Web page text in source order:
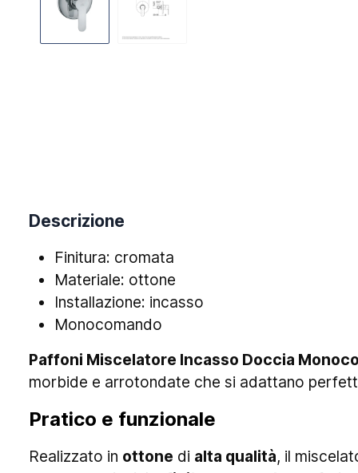
Descrizione
Finitura: cromata
Materiale: ottone
Installazione: incasso
Monocomando
Paffoni Miscelatore Incasso Doccia
morbide e arrotondate che si adattano
Pratico e funzionale
Realizzato in ottone di alta qualità, il